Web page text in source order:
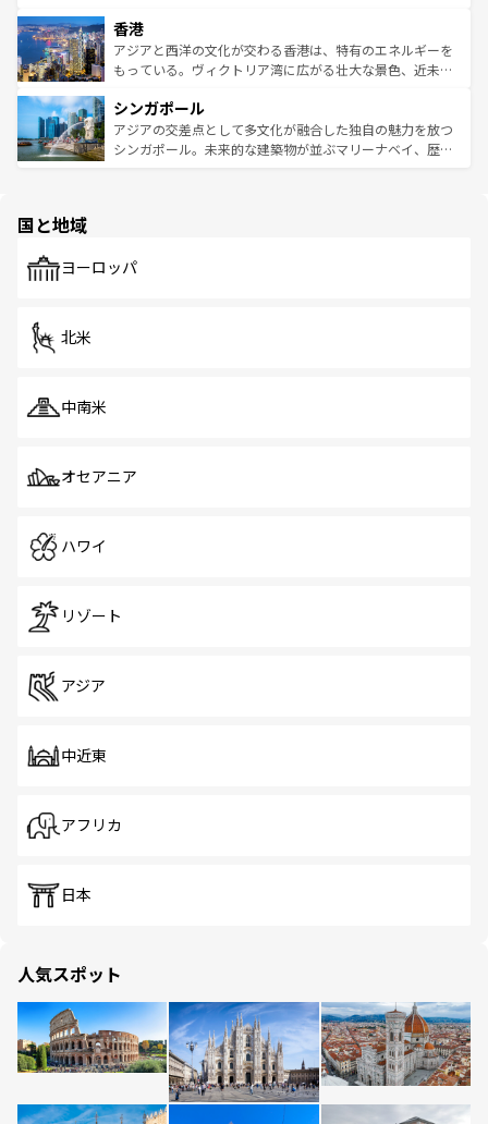
とつ。フォーやバインミー、ベトナムコーヒーなどは、ぜ
ひ現地で味わいたい。どの地域を訪れてもあたたかい人々
が旅行者を迎えてくれるので、きっと忘れられない旅にな
参照してほしい。
の活気が交差している。北部ではチェンマイなどの山岳地
帯で自然と触れ合い、南部ではプーケットやクラビの美し
いビーチでリゾート気分を楽しむことができる。タイ料理
激する。気候は一年中温暖で、どの季節にも異なる楽しみ
が待っている。親しみやすいタイの人々、仏教を中心とし
た文化、そして多様な観光資源が、訪れる旅人を魅了し続
香港
アジアと西洋の文化が交わる香港は、特有のエネルギーを
もっている。ヴィクトリア湾に広がる壮大な景色、近未来
み、どこを訪れても感動するはず。観光スポットが密集し
ており、効率よく見どころを回れるのも魅力。息をのむよ
うな絶景から文化的な体験まで、香港を存分に楽しみ尽く
シンガポール
アジアの交差点として多文化が融合した独自の魅力を放つ
シンガポール。未来的な建築物が並ぶマリーナベイ、歴史
で、ホーカーズは地元の風情を楽しめる外せないスポット
国と地域
ヨーロッパ
北米
中南米
オセアニア
ハワイ
リゾート
アジア
中近東
アフリカ
日本
人気スポット